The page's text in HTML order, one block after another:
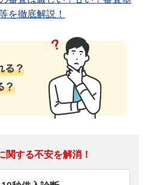
を徹底解説！
関する不安を解消！